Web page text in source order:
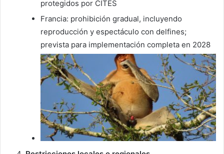
protegidos por CITES
Francia: prohibición gradual, incluyendo
reproducción y espectáculo con delfines;
prevista para implementación completa en 2028